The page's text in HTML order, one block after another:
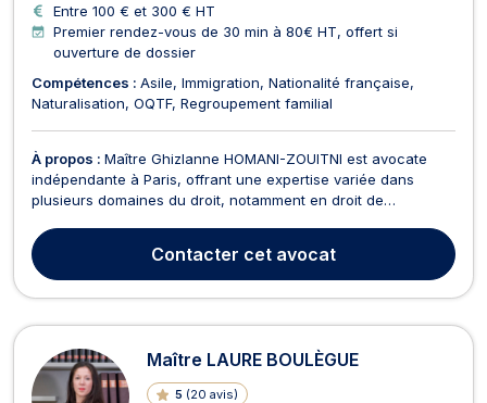
Entre 100 € et 300 € HT
Premier rendez-vous de 30 min à 80€ HT, offert si
ouverture de dossier
Compétences : Asile Immigration Nationalité française
Naturalisation OQTF Regroupement familial
À propos : Maître Ghizlanne HOMANI-ZOUITNI est avocate
indépendante à Paris, offrant une expertise variée dans
plusieurs domaines du droit, notamment en droit de
sécurité sociale, droit des étrangers, droit des contrats, droit
de la famille, droit de la fonction publiqu...
Contacter cet avocat
Maître LAURE BOULÈGUE
5 (20 avis)